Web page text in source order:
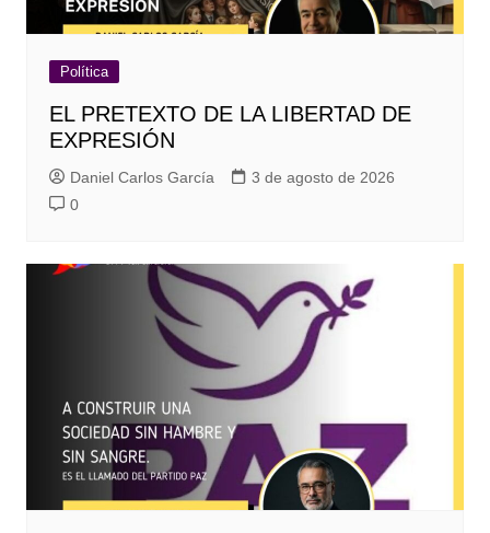
Política
EL PRETEXTO DE LA LIBERTAD DE
EXPRESIÓN
Daniel Carlos García
3 de agosto de 2026
0